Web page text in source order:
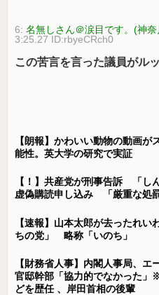
6:名無しさん＠涙目です。(神
3:25.27 ID:rbyeCRch0
この苦言を言った議員がル
【朗報】かわいい動物の動画
能性。英大学の研究で実証
【！】共産党が刑事告訴 「し
虚偽購読申し込み 「厳重な処
【速報】山本太郎が去ったれ
ちの党」 略称「いのち」
【財務省人事】内閣人事局、
官邸幹部「協力的でなかった
どを歴任 、岸田首相の後輩